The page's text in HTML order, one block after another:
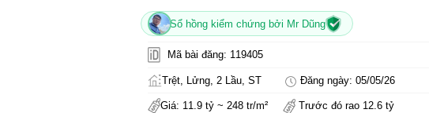
Sổ hồng kiểm chứng bởi Mr Dũng
Mã bài đăng: 119405
Trệt, Lửng, 2 Lầu, ST Đăng ngày: 05/05/26
Giá: 11.9 tỷ ~ 248 tr/m² Trước đó rao 12.6 tỷ